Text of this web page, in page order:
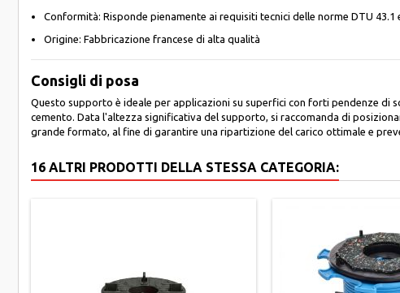
Conformità: Risponde pienamente ai requisiti tecnici delle norme DTU 43.1
Origine: Fabbricazione francese di alta qualità
Consigli di posa
Questo supporto è ideale per applicazioni su superfici con forti pendenze di
cemento. Data l'altezza significativa del supporto, si raccomanda di
grande formato, al fine di garantire una ripartizione del carico ottimale e
16 ALTRI PRODOTTI DELLA STESSA CATEGORIA: